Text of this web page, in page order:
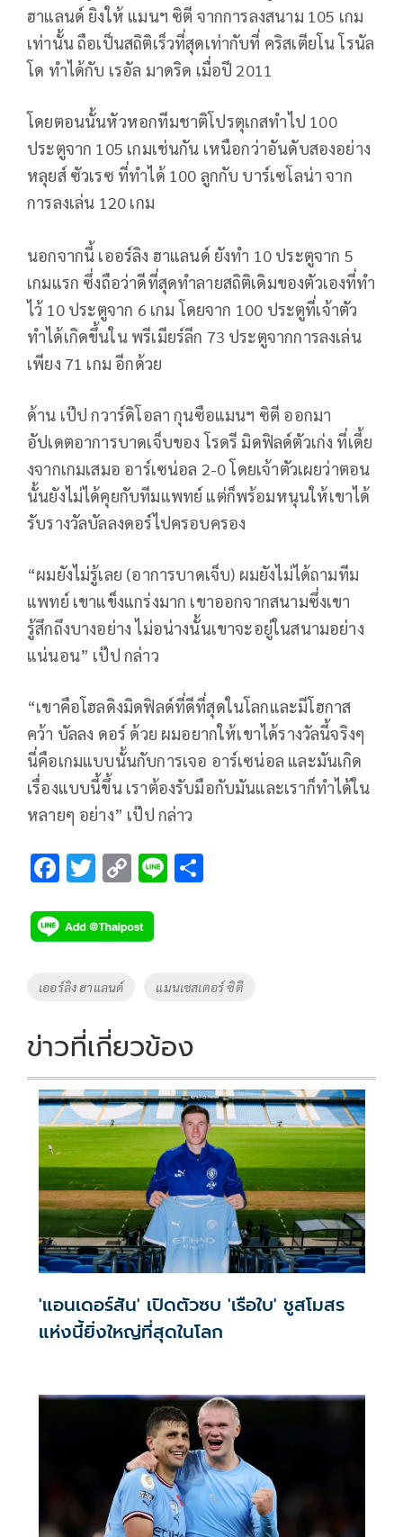
ฮาแลนด์ ยิงให้ แมนฯ ซิตี จากการลงสนาม 105 เกม
เท่านั้น ถือเป็นสถิติเร็วที่สุดเท่ากับที่ คริสเตียโน โรนัล
โด ทำได้กับ เรอัล มาดริด เมื่อปี 2011
โดยตอนนั้นหัวหอกทีมชาติโปรตุเกสทำไป 100
ประตูจาก 105 เกมเช่นกัน เหนือกว่าอันดับสองอย่าง
หลุยส์ ซัวเรซ ที่ทำได้ 100 ลูกกับ บาร์เซโลน่า จาก
การลงเล่น 120 เกม
นอกจากนี้ เออร์ลิง ฮาแลนด์ ยังทำ 10 ประตูจาก 5
เกมแรก ซึ่งถือว่าดีที่สุดทำลายสถิติเดิมของตัวเองที่ทำ
ไว้ 10 ประตูจาก 6 เกม โดยจาก 100 ประตูที่เจ้าตัว
ทำได้เกิดขึ้นใน พรีเมียร์ลีก 73 ประตูจากการลงเล่น
เพียง 71 เกม อีกด้วย
ด้าน เป๊ป กวาร์ดิโอลา กุนซือแมนฯ ซิตี ออกมา
อัปเดตอาการบาดเจ็บของ โรดรี มิดฟิลด์ตัวเก่ง ที่เดี้ย
งจากเกมเสมอ อาร์เซน่อล 2-0 โดยเจ้าตัวเผยว่าตอน
นั้นยังไม่ได้คุยกับทีมแพทย์ แต่ก็พร้อมหนุนให้เขาได้
รับรางวัลบัลลงดอร์ไปครอบครอง
“ผมยังไม่รู้เลย (อาการบาดเจ็บ) ผมยังไม่ได้ถามทีม
แพทย์ เขาแข็งแกร่งมาก เขาออกจากสนามซึ่งเขา
รู้สึกถึงบางอย่าง ไม่อน่างนั้นเขาจะอยู่ในสนามอย่าง
แน่นอน” เป๊ป กล่าว
“เขาคือโฮลดิงมิดฟิลด์ที่ดีที่สุดในโลกและมีโฮกาส
คว้า บัลลง ดอร์ ด้วย ผมอยากให้เขาได้รางวัลนี้จริงๆ
นี่คือเกมแบบนั้นกับการเจอ อาร์เซน่อล และมันเกิด
เรื่องแบบนี้ขึ้น เราต้องรับมือกับมันและเราก็ทำได้ใน
หลายๆ อย่าง” เป๊ป กล่าว
F
e
b
o
k
T
tt
er
C
p
y
k
Li
Tags
เออร์ลิง ฮาแลนด์ แมนเชสเตอร์ ซิตี
ข่าวที่เกี่ยวข้อง
'แอนเดอร์สัน' เปิดตัวซบ 'เรือใบ' ชูสโมสร
แห่งนี้ยิ่งใหญ่ที่สุดในโลก